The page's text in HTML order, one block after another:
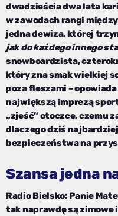
dwadzieścia dwa lata
w zawodach rangi
jedna dewiza, której
jak do każdego innego
snowboardzista,
który zna smak wielkiej
poza fleszami –
największą imprezą
„zjeść” otoczce, czemu
dlaczego dziś
bezpieczeństwa na
Szansa jedna
Radio Bielsko: Panie
tak naprawdę są